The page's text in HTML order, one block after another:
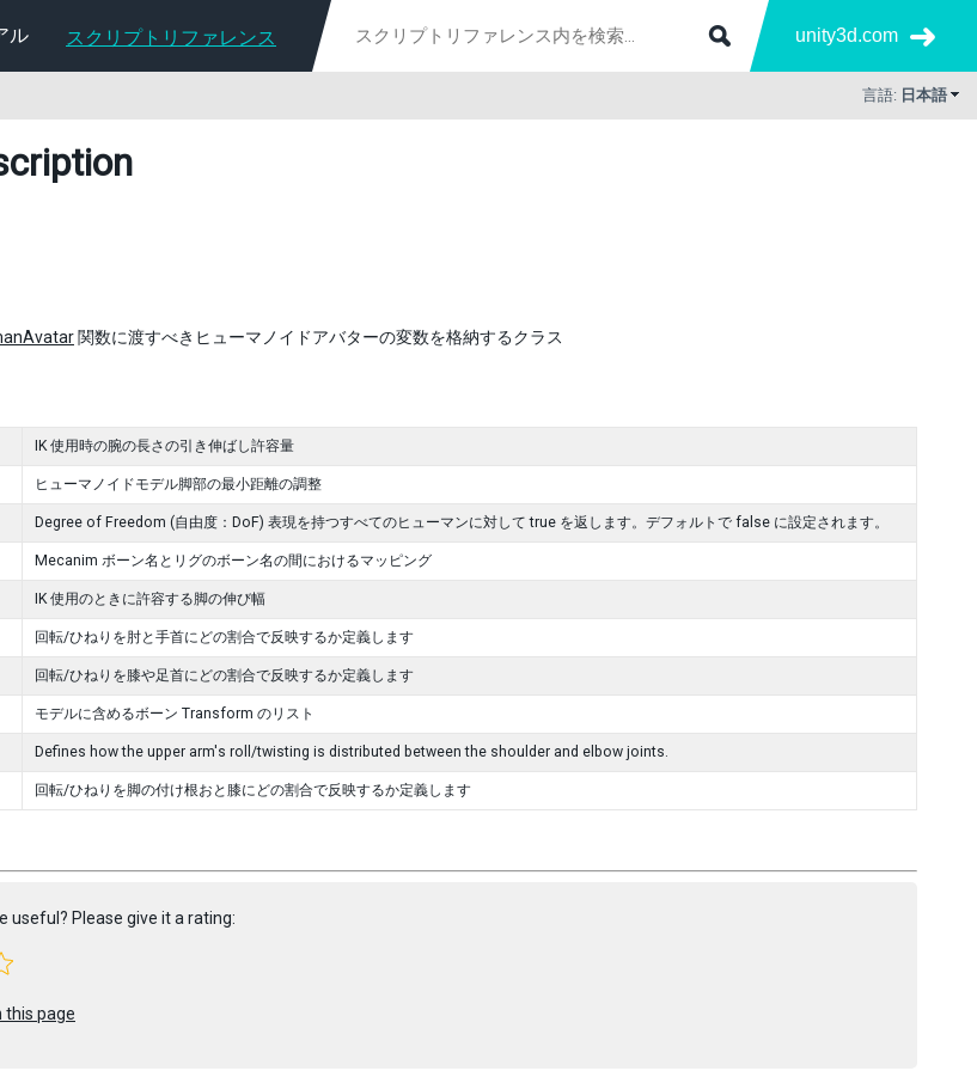
ル スクリプトリファレンス unity3d.com
言語: 日本語
関数に渡すべきヒューマノイドアバターの変数を格納するクラス
IK 使用時の腕の長さの引き伸ばし許容量
ヒューマノイドモデル脚部の最小距離の調整
Degree of Freedom (自由度：DoF) 表現を持つすべてのヒューマンに対して true を返します。デフォルトで false に設定されます。
Mecanim ボーン名とリグのボーン名の間におけるマッピング
IK 使用のときに許容する脚の伸び幅
回転/ひねりを肘と手首にどの割合で反映するか定義します
回転/ひねりを膝や足首にどの割合で反映するか定義します
モデルに含めるボーン Transform のリスト
Defines how the upper arm's roll/twisting is distributed between the shoulder and elbow joints.
回転/ひねりを脚の付け根おと膝にどの割合で反映するか定義します
useful? Please give it a rating:
this page